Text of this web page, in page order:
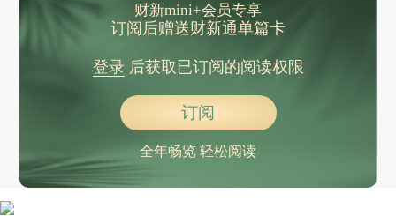
财新mini+会员专享
订阅后赠送财新通单篇卡
登录后获取已订阅的阅读权限
订阅
全年畅览 轻松阅读